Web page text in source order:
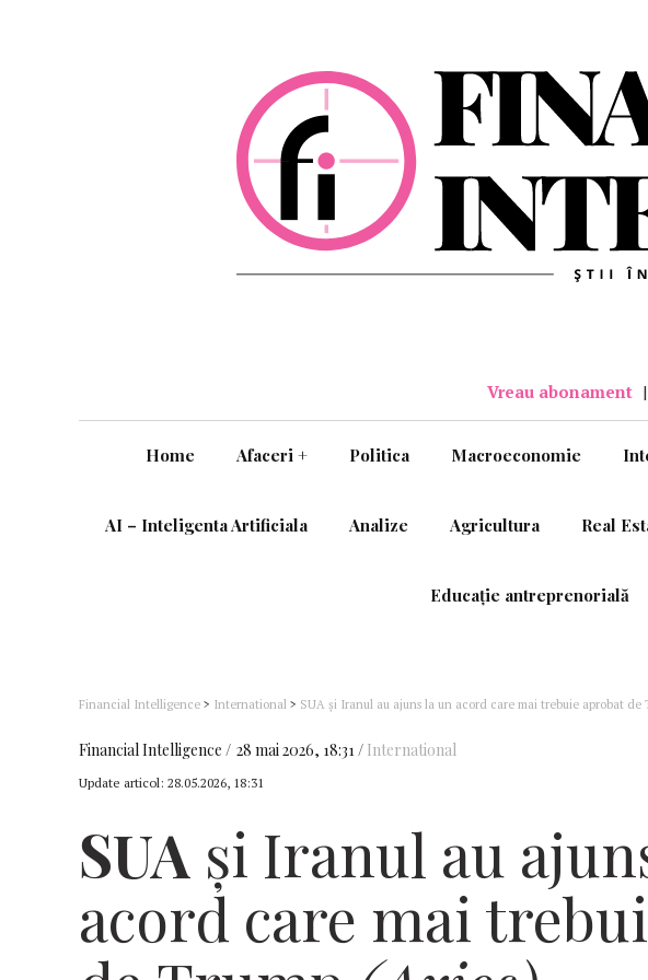
Vreau abonament |
Home Afaceri + Politica Macroeconomie
AI – Inteligenta Artificiala Analize Agricultura Real
Educație antreprenorială
Financial Intelligence > International > SUA şi Iranul au ajuns la un acord care mai trebuie aprobat de
Financial Intelligence 28 mai 2026, 18:31 International
Update articol: 28.05.2026, 18:31
SUA şi Iranul au
acord care mai